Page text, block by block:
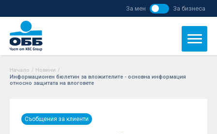
За мен За бизнеса
Начало / Новини /
Информационен бюлетин за вложителите - основна информация
относно защитата на влоговете
Съобщения за клиенти